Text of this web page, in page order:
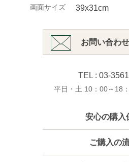
画面サイズ 39x31cm
お問い合わ
TEL : 03-
平日・土 10：00～18
安心の購入
ご購入の